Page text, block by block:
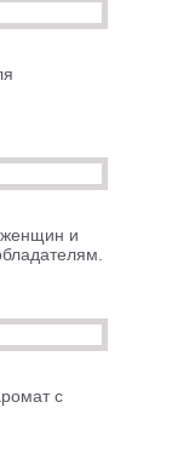
женщин и
с